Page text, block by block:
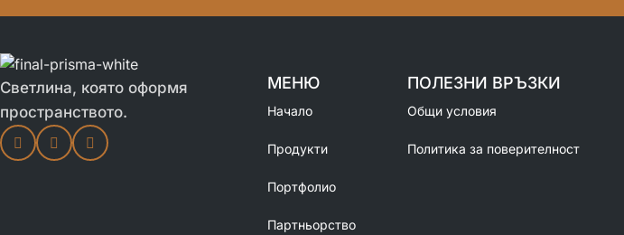
Светлина, която оформя
пространството.
МЕНЮ
Начало
Продукти
Портфолио
Партньорство
ПОЛЕЗНИ ВРЪЗКИ
Общи условия
Политика за поверителност